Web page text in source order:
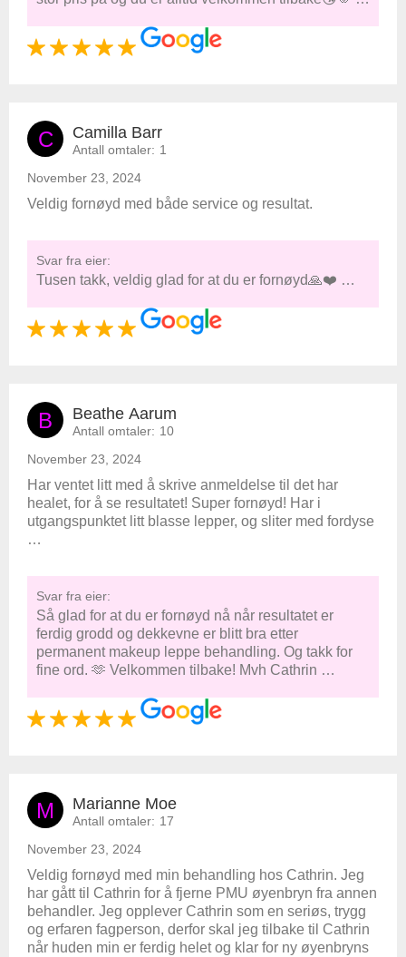
C Camilla Barr
Antall omtaler: 1
November 23, 2024
Veldig fornøyd med både service og resultat.
Svar fra eier:
Tusen takk, veldig glad for at du er fornøyd🙏❤️ …
B Beathe Aarum
Antall omtaler: 10
November 23, 2024
Har ventet litt med å skrive anmeldelse til det har
healet, for å se resultatet! Super fornøyd! Har i
utgangspunktet litt blasse lepper, og sliter med fordyse
…
Svar fra eier:
Så glad for at du er fornøyd nå når resultatet er
ferdig grodd og dekkevne er blitt bra etter
permanent makeup leppe behandling. Og takk for
fine ord. 🫶 Velkommen tilbake! Mvh Cathrin …
M Marianne Moe
Antall omtaler: 17
November 23, 2024
Veldig fornøyd med min behandling hos Cathrin. Jeg
har gått til Cathrin for å fjerne PMU øyenbryn fra annen
behandler. Jeg opplever Cathrin som en seriøs, trygg
og erfaren fagperson, derfor skal jeg tilbake til Cathrin
når huden min er ferdig helet og klar for ny øyenbryns